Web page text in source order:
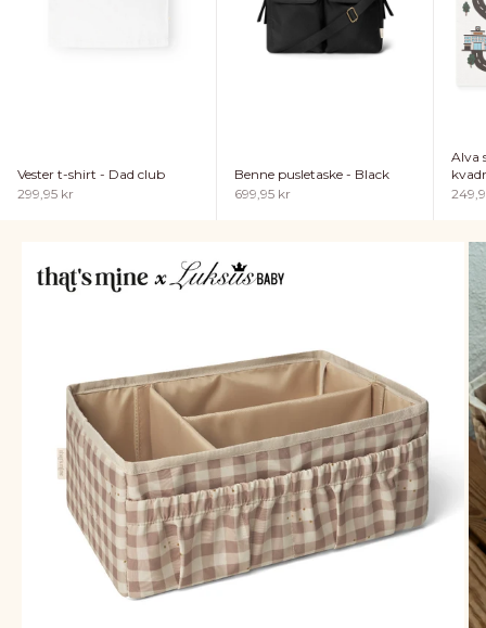
Vester t-shirt - Dad club
Salgspris
299,95 kr
Benne pusletaske - Black
Salgspris
699,95 kr
Alva